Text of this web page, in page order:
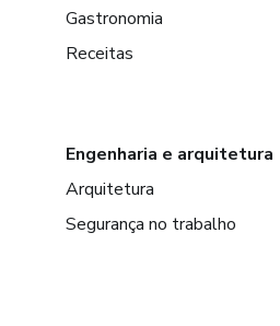
Gastronomia
Receitas
Engenharia e arquitetura
Arquitetura
Segurança no trabalho